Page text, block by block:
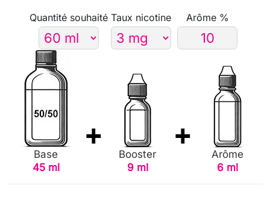
Quantité souhaité Taux nicotine Arôme %
Base
45 ml
Booster
9 ml
Arôme
6 ml